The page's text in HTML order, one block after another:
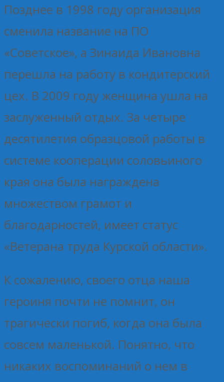
Позднее в 1998 году организация
сменила название на ПО
«Советское», а Зинаида Ивановна
перешла на работу в кондитерский
цех. В 2009 году женщина ушла на
заслуженный отдых. За четыре
десятилетия образцовой работы в
системе кооперации соловьиного
края она была награждена
множеством грамот и
благодарностей, имеет статус
«Ветерана труда Курской области».
К сожалению, своего отца наша
героиня почти не помнит, он
трагически погиб, когда она была
совсем маленькой. Понятно, что
никаких воспоминаний о нем в